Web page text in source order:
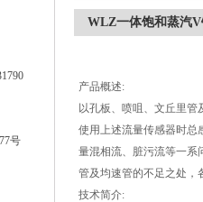
号
WLZ一体饱和蒸汽
产品概述:
以孔板、喷咀、文丘里
使用上述流量传感器时总
量混相流、脏污流等一系
管及均速管的不足之处，
技术简介: